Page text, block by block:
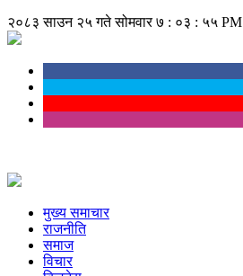
२०८३ साउन २५ गते सोमवार ७ : ०३ : ५६ PM
मुख्य समाचार
राजनीति
समाज
विचार